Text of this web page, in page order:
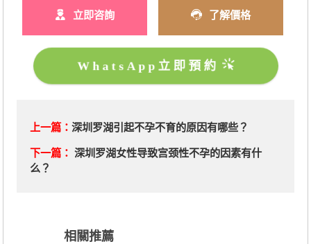
立即咨詢 了解價格
WhatsApp立即預約
上一篇： 深圳罗湖引起不孕不育的原因有哪些？
下一篇： 深圳罗湖女性导致宫颈性不孕的因素有什
么？
相關推薦